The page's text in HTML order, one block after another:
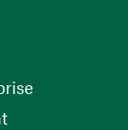
fenêtre)